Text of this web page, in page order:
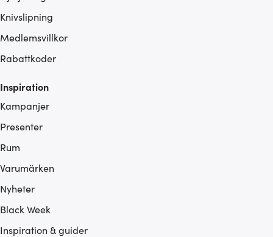
Knivslipning
Medlemsvillkor
Rabattkoder
Inspiration
Kampanjer
Presenter
Rum
Varumärken
Nyheter
Black Week
Inspiration & guider